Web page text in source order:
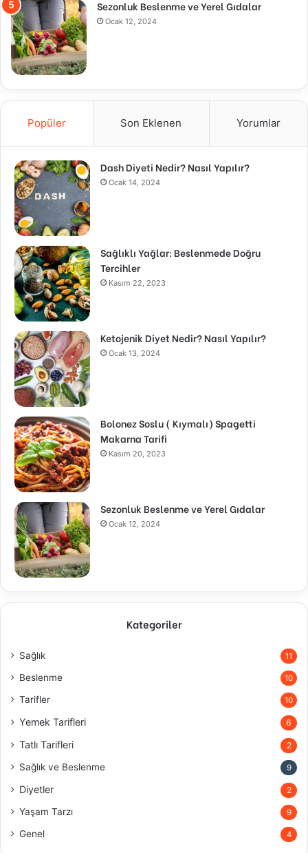
Sezonluk Beslenme ve Yerel Gıdalar
Ocak 12, 2024
Popüler Son Eklenen Yorumlar
Dash Diyeti Nedir? Nasıl Yapılır?
Ocak 14, 2024
Sağlıklı Yağlar: Beslenmede Doğru
Tercihler
Kasım 22, 2023
Ketojenik Diyet Nedir? Nasıl Yapılır?
Ocak 13, 2024
Bolonez Soslu ( Kıymalı) Spagetti
Makarna Tarifi
Kasım 20, 2023
Sezonluk Beslenme ve Yerel Gıdalar
Ocak 12, 2024
Kategoriler
Sağlık 11
Beslenme 10
Tarifler 10
Yemek Tarifleri 6
Tatlı Tarifleri 2
Sağlık ve Beslenme 9
Diyetler 2
Yaşam Tarzı 9
Genel 4